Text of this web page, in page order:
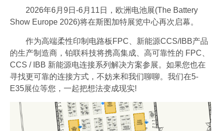
2026年6月9日-6月11日，欧洲电池展(The Battery
Show Europe 2026)将在斯图加特展览中心再次启幕。
作为高端柔性印制电路板FPC、新能源CCS/IBB产品
的生产制造商，铂联科技将携高集成、高可靠性的 FPC、
CCS / IBB 新能源电连接系列解决方案参展。如果您也在
寻找更可靠的连接方式，不妨来和我们聊聊。我们在5-
E35展位等您，一起把想法变成现实!